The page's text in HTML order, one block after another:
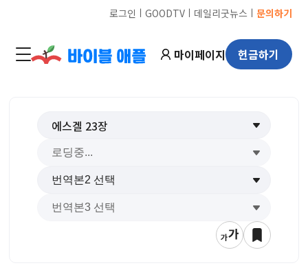
로그인 ㅣ GOODTVㅣ 데일리굿뉴스 ㅣ 문의하기
마이페이지 헌금하기
에스겔 23장